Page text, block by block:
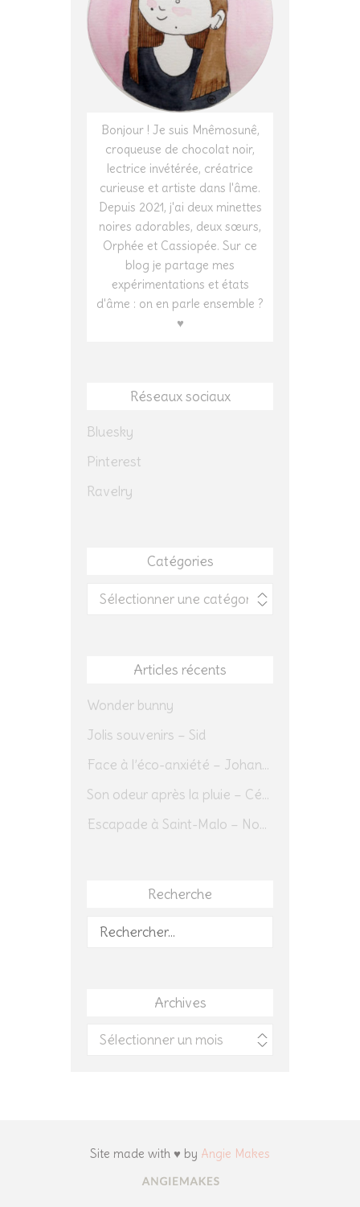
Bonjour ! Je suis Mnêmosunê,
croqueuse de chocolat noir,
lectrice invétérée, créatrice
curieuse et artiste dans l'âme.
Depuis 2021, j'ai deux minettes
noires adorables, deux sœurs,
Orphée et Cassiopée. Sur ce
blog je partage mes
expérimentations et états
d'âme : on en parle ensemble ?
♥
Réseaux sociaux
Bluesky
Pinterest
Ravelry
Catégories
Catégories
Articles récents
Wonder bunny
Jolis souvenirs – Sid
Face à l’éco-anxiété – Johannes Herrmann
Son odeur après la pluie – Cédric Sapin-Defour
Escapade à Saint-Malo – Novembre 2025 – Jour 1
Recherche
Rechercher :
Archives
Archives
Site made with ♥ by Angie Makes